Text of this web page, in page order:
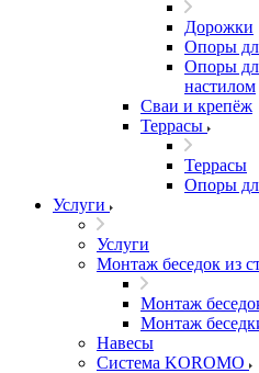
Дорожки
Опоры
Опоры
настилом
Сваи и крепёж
Террасы
Террасы
Опоры
Услуги
Услуги
Монтаж беседок из
Монтаж
Монтаж
Навесы
Система KOROMO